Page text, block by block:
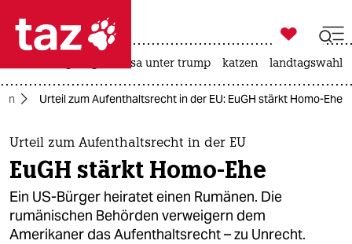
 taz zahl ich
taz zahl ich
themen
politik
öko

taz zahl ich
usa unter trump katzen landtagswahl
Urteil zum Aufenthaltsrecht in der EU: EuGH stärkt Homo-Ehe
Urteil zum Aufenthaltsrecht in der EU
EuGH stärkt Homo-Ehe
Ein US-Bürger heiratet einen Rumänen. Die
rumänischen Behörden verweigern dem
Amerikaner das Aufenthaltsrecht – zu Unrecht.